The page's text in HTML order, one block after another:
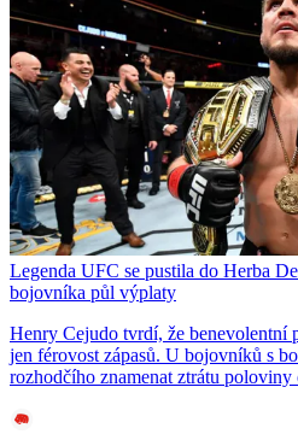
Legenda UFC se pustila do Herba
bojovníka půl výplaty
Henry Cejudo tvrdí, že benevolentní
jen férovost zápasů. U bojovníků s
rozhodčího znamenat ztrátu poloviny